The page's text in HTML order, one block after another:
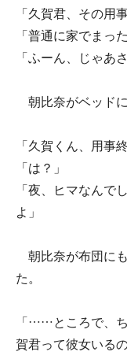
「久賀君、その用
「普通に家でまっ
「ふーん、じゃあ
朝比奈がベッドに
「久賀くん、用事
「は？」
「夜、ヒマなん
よ」
朝比奈が布団に
た。
「……ところで、
賀君って彼女いるの